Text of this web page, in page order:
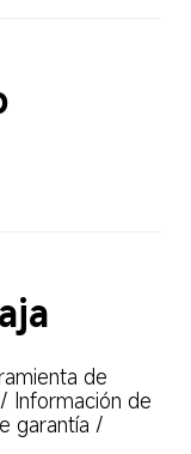
de
Información de
garantía /